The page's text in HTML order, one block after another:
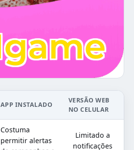
APP INSTALADO
VERSÃO WEB
NO CELULAR
Costuma
permitir alertas
Limitado a
notificações